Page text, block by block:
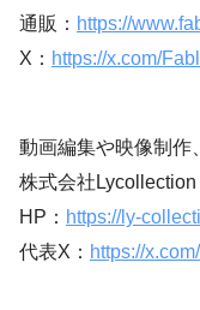
通販： https://
X： https://x.com/
動画編集や映像制作
株式会社Lycollection
HP： https://ly-
代表X： https://